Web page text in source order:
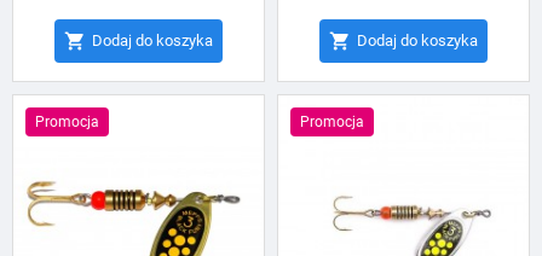
 Dodaj do koszyka  Dodaj do koszyka
Promocja Promocja